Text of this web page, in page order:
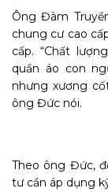
Ông Đàm
chung cư cao
cấp. “Chất
quần áo con
nhưng xương
ông Đức nói.
Theo ông Đức,
tư cần áp dụng